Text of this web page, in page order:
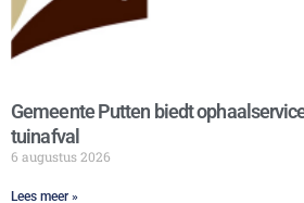
Gemeente Putten biedt
tuinafval
6 augustus 2026
Lees meer »